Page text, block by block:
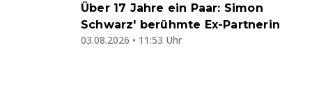
Über 17 Jahre ein Paar: Simon
Schwarz' berühmte Ex-Partnerin
03.08.2026 • 11:53 Uhr